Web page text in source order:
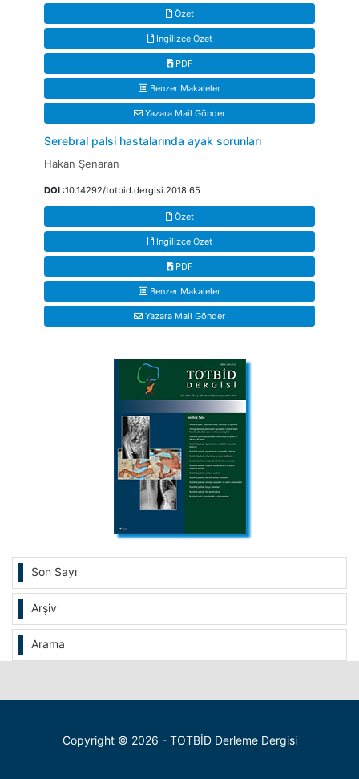
Son Sayı
Arşiv
Arama
Özet
İngilizce Özet
PDF
Benzer Makaleler
Yazara Mail Gönder
Serebral palsi hastalarında ayak sorunları
Hakan Şenaran
DOI :10.14292/totbid.dergisi.2018.65
Özet
İngilizce Özet
PDF
Benzer Makaleler
Yazara Mail Gönder
Copyright © 2026 - TOTBİD Derleme Dergisi